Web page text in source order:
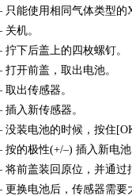
能使用相同气体类型的
机。
下后盖上的四枚螺钉。
开前盖，取出电池。
出传感器。
入新传感器。
装电池的时候，按住
的极性(+/–) 插入新电
前盖装回原位，并通过
换电池后，传感器需要